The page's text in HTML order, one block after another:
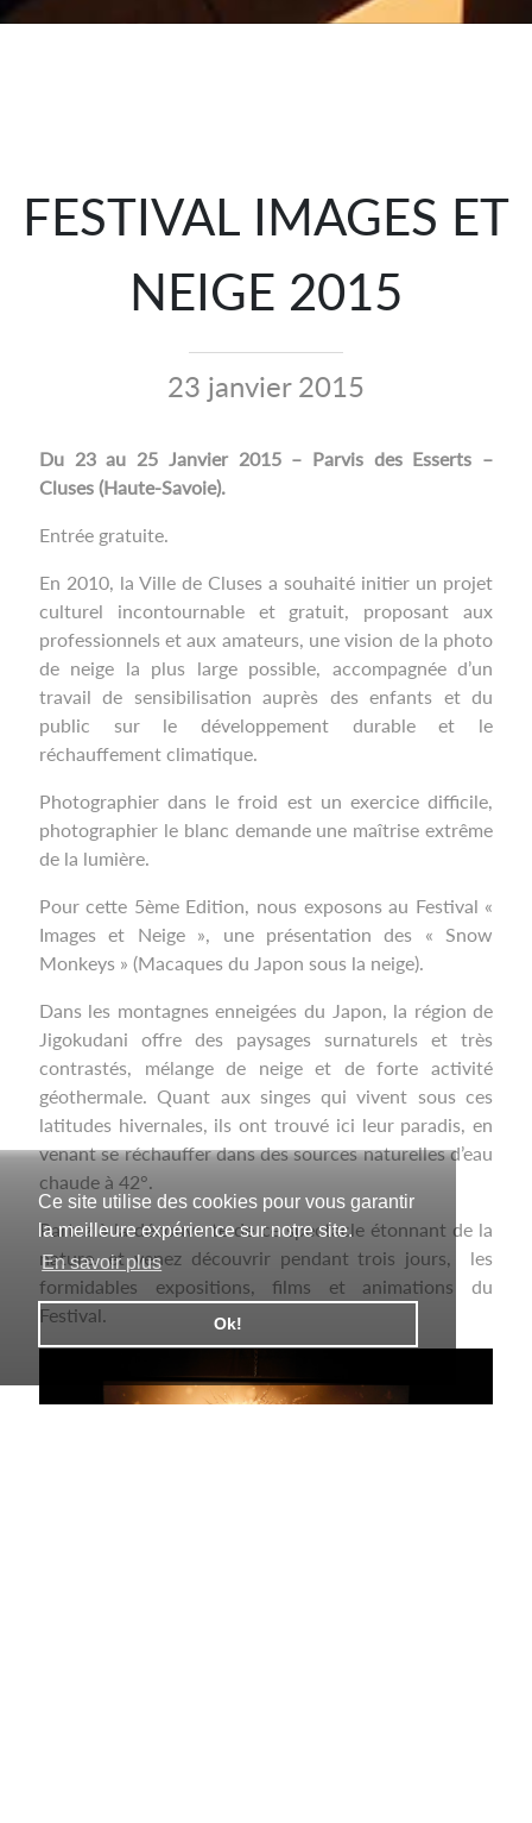
Ce site utilise des cookies pour vous garantir
la meilleure expérience sur notre site.
En savoir plus
Ok!
FESTIVAL IMAGES ET
NEIGE 2015
23 janvier 2015
Du 23 au 25 Janvier 2015 – Parvis des Esserts –
Cluses (Haute-Savoie).
Entrée gratuite.
En 2010, la Ville de Cluses a souhaité initier un projet
culturel incontournable et gratuit, proposant aux
professionnels et aux amateurs, une vision de la photo
de neige la plus large possible, accompagnée d’un
travail de sensibilisation auprès des enfants et du
public sur le développement durable et le
réchauffement climatique.
Photographier dans le froid est un exercice difficile,
photographier le blanc demande une maîtrise extrême
de la lumière.
Pour cette 5ème Edition, nous exposons au Festival «
Images et Neige », une présentation des « Snow
Monkeys » (Macaques du Japon sous la neige).
Dans les montagnes enneigées du Japon, la région de
Jigokudani offre des paysages surnaturels et très
contrastés, mélange de neige et de forte activité
géothermale. Quant aux singes qui vivent sous ces
latitudes hivernales, ils ont trouvé ici leur paradis, en
venant se réchauffer dans des sources naturelles d’eau
chaude à 42°.
Partez à la découverte de ce spectacle étonnant de la
nature, et venez découvrir pendant trois jours, les
formidables expositions, films et animations du
Festival.